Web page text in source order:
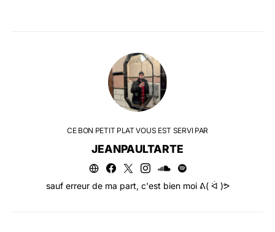
CE BON PETIT PLAT VOUS EST SERVI PAR
JEANPAULTARTE
sauf erreur de ma part, c'est bien moi ᕕ( ᐛ )ᕗ